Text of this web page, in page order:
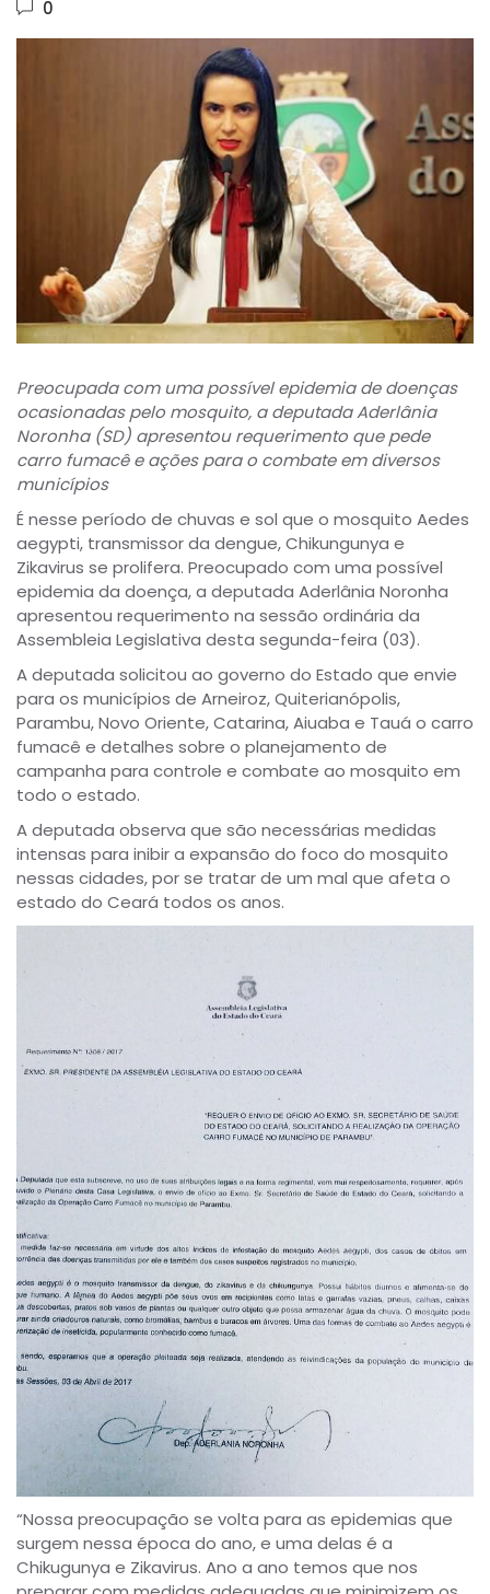
0
Preocupada com uma possível epidemia de doenças
ocasionadas pelo mosquito, a deputada Aderlânia
Noronha (SD) apresentou requerimento que pede
carro fumacê e ações para o combate em diversos
municípios
É nesse período de chuvas e sol que o mosquito Aedes
aegypti, transmissor da dengue, Chikungunya e
Zikavirus se prolifera. Preocupado com uma possível
epidemia da doença, a deputada Aderlânia Noronha
apresentou requerimento na sessão ordinária da
Assembleia Legislativa desta segunda-feira (03).
A deputada solicitou ao governo do Estado que envie
para os municípios de Arneiroz, Quiterianópolis,
Parambu, Novo Oriente, Catarina, Aiuaba e Tauá o carro
fumacê e detalhes sobre o planejamento de
campanha para controle e combate ao mosquito em
todo o estado.
A deputada observa que são necessárias medidas
intensas para inibir a expansão do foco do mosquito
nessas cidades, por se tratar de um mal que afeta o
estado do Ceará todos os anos.
“Nossa preocupação se volta para as epidemias que
surgem nessa época do ano, e uma delas é a
Chikugunya e Zikavirus. Ano a ano temos que nos